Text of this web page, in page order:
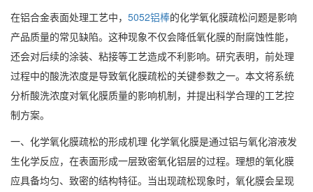
在铝合金表面处理工艺中， 5052铝棒的化学氧化膜疏松问题是影响
产品质量的常见缺陷。这种现象不仅会降低氧化膜的耐腐蚀性能，
还会对后续的涂装、粘接等工艺造成不利影响。研究表明，前处理
过程中的酸洗浓度是导致氧化膜疏松的关键参数之一。本文将系统
分析酸洗浓度对氧化膜质量的影响机制，并提出科学合理的工艺控
制方案。
一、化学氧化膜疏松的形成机理 化学氧化膜是通过铝与氧化溶液发
生化学反应，在表面形成一层致密氧化铝层的过程。理想的氧化膜
应具备均匀、致密的结构特征。当出现疏松现象时，氧化膜会呈现